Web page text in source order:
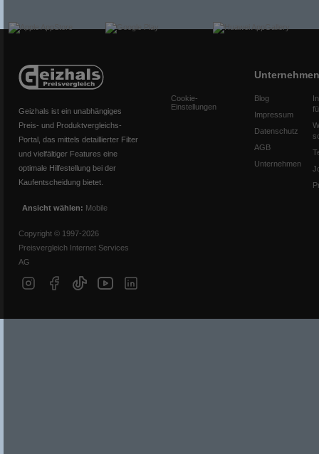
Geizhals ist ein unabhängiges
Preis- und Produktvergleichs-
Portal, das mittels detaillierter Filter
und vielfältiger Features eine
optimale Hilfestellung bei der
Kaufentscheidung bietet.
Ansicht wählen: Mobile
Copyright © 1997-2026
Preisvergleich Internet Services
AG
Cookie-
Einstellungen
Unternehmen
Blog
Impressum
Datenschutz
AGB
Unternehmen